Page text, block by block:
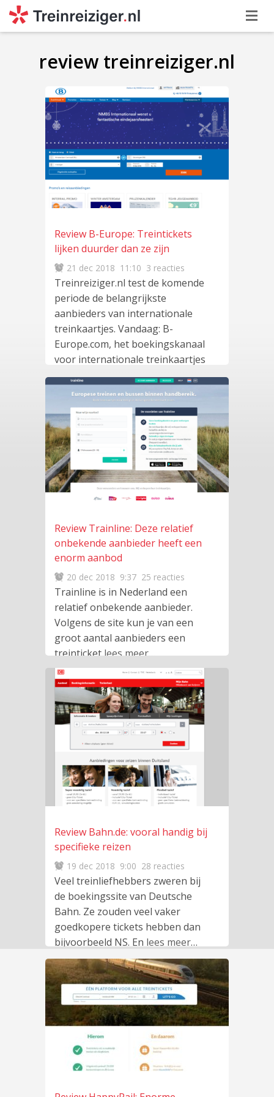
review treinreiziger.nl
Review B-Europe: Treintickets
lijken duurder dan ze zijn
21 dec 2018 11:10 3 reacties
Treinreiziger.nl test de komende
periode de belangrijkste
aanbieders van internationale
treinkaartjes. Vandaag: B-
Europe.com, het boekingskanaal
voor internationale treinkaartjes
van delees meer…
Review Trainline: Deze relatief
onbekende aanbieder heeft een
enorm aanbod
20 dec 2018 9:37 25 reacties
Trainline is in Nederland een
relatief onbekende aanbieder.
Volgens de site kun je van een
groot aantal aanbieders een
treinticketlees meer…
Review Bahn.de: vooral handig bij
specifieke reizen
19 dec 2018 9:00 28 reacties
Veel treinliefhebbers zweren bij
de boekingssite van Deutsche
Bahn. Ze zouden veel vaker
goedkopere tickets hebben dan
bijvoorbeeld NS. En lees meer…